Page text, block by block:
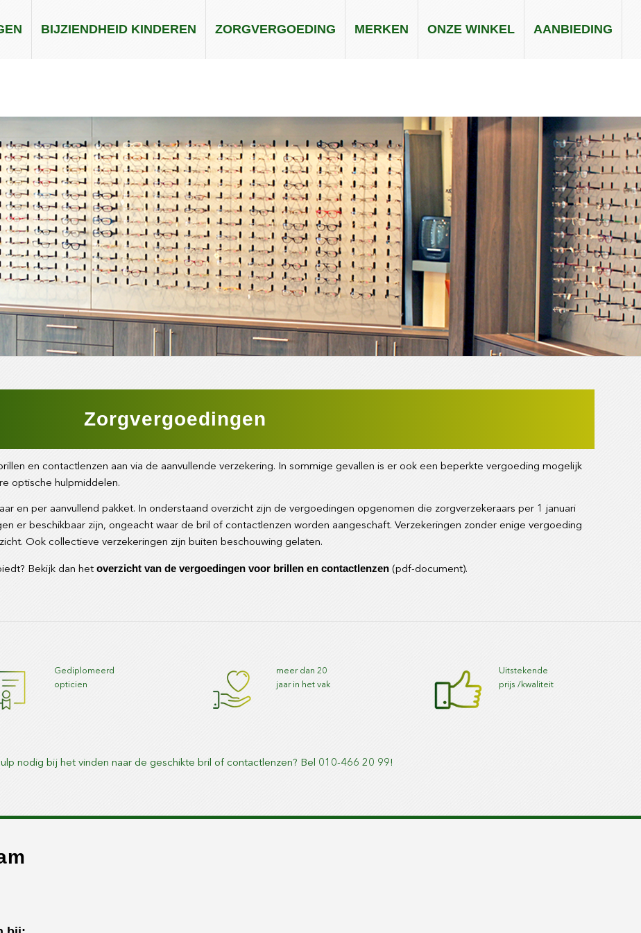
BIJZIENDHEID KINDEREN ZORGVERGOEDING MERKEN ONZE WINKEL AANBIEDING
Zorgvergoedingen
en contactlenzen aan via de aanvullende verzekering. In sommige gevallen is er ook een beperkte vergoeding mogelijk
optische hulpmiddelen.
en per aanvullend pakket. In onderstaand overzicht zijn de vergoedingen opgenomen die zorgverzekeraars per 1 januari
er beschikbaar zijn, ongeacht waar de bril of contactlenzen worden aangeschaft. Verzekeringen zonder enige vergoeding
Ook collectieve verzekeringen zijn buiten beschouwing gelaten.
Bekijk dan het overzicht van de vergoedingen voor brillen en contactlenzen (pdf-document).
Gediplomeerd
opticien
meer dan 20
jaar in het vak
Uitstekende
prijs /kwaliteit
nodig bij het vinden naar de geschikte bril of contactlenzen? Bel 010-466 20 99!